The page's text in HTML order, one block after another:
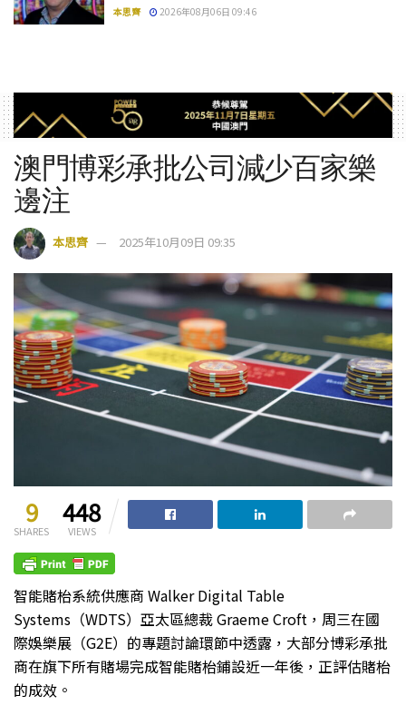
本思齊 2026年08月06日 09:46
澳門博彩承批公司減少百家樂
邊注
本思齊 2025年10月09日 09:35
9
SHARES
448
VIEWS
智能賭枱系統供應商 Walker Digital Table
Systems（WDTS）亞太區總裁 Graeme Croft，周三在國
際娛樂展（G2E）的專題討論環節中透露，大部分博彩承批
商在旗下所有賭場完成智能賭枱鋪設近一年後，正評估賭枱
的成效。